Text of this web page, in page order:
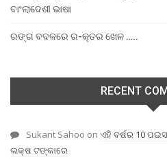
ବାଂଲାଦେଶୀ ଭାଷା
ରଙ୍ଗ ବଦଳରେ ର-କ୍ତର ଖେଳ …..
RECENT
Sukant Sahoo on ଏହି ବର୍ଷର 10
ଲକ୍ଷ ଟଙ୍କାରେ